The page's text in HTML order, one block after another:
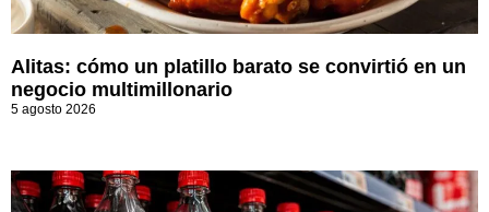
Alitas: cómo un platillo barato se convirtió en un
negocio multimillonario
5 agosto 2026